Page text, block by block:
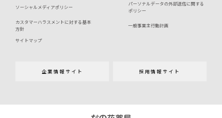
企業情報サイト 採用情報サイト
ソーシャルメディアポリシー
パーソナルデータの外部送信に関する
ポリシー
カスタマーハラスメントに対する基本
方針
一般事業主行動計画
サイトマップ